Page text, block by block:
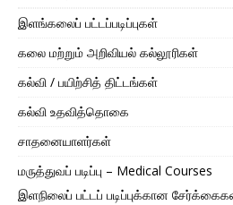
இளங்கலைப் பட்டப்படிப்புகள்
கலை மற்றும் அறிவியல் கல்லூரிகள்
கல்வி / பயிற்சித் திட்டங்கள்
கல்வி உதவித்தொகை
சாதனையாளர்கள்
மருத்துவப் படிப்பு – Medical Courses
இளநிலைப் பட்டப் படிப்புக்கான